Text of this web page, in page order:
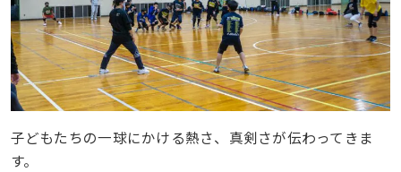
子どもたちの一球にかける熱さ、真剣さが伝わってきま
す。